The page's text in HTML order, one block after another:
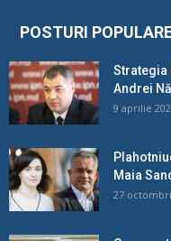
POSTURI
Strategia
Andrei
9 aprilie
Maia
27